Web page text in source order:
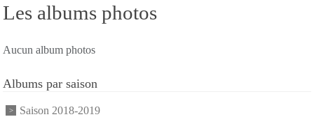
Les albums photos
Aucun album photos
Albums par saison
Saison 2018-2019